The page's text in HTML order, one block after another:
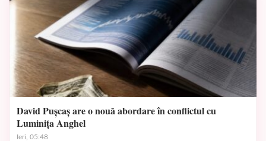
David Pușcaș are o nouă abordare în conflictul cu
Luminița Anghel
Ieri, 05:48